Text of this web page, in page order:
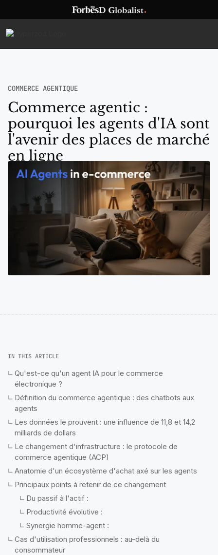
COMMERCE AGENTIQUE
Commerce agentic :
pourquoi les agents d'IA sont
l'avenir des places de marché
en ligne
IN THIS ARTICLE
Qu'est-ce qu'un agent IA pour le commerce
électronique ?
Définition du commerce agentique : des chatbots aux
agents
Les données le prouvent : une influence de 11,8 et 14,2
milliards de dollars
Le changement d'infrastructure : le protocole de
commerce agentique (ACP)
Anatomie d'un écosystème d'achat axé sur les agents
Principaux points à retenir de ce changement
Du passif à l'actif :
Productivité évolutive :
Synergie homme-agent :
Cas d'utilisation professionnels : au-delà du
consommateur